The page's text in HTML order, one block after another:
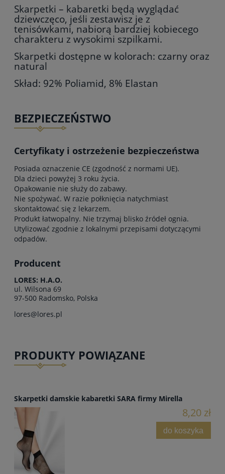
Skarpetki – kabaretki będą wyglądać
dziewczęco, jeśli zestawisz je z
tenisówkami, nabiorą bardziej kobiecego
charakteru z wysokimi szpilkami.
Skarpetki dostępne w kolorach: czarny oraz
natural
Skład: 92% Poliamid, 8% Elastan
BEZPIECZEŃSTWO
Certyfikaty i ostrzeżenie bezpieczeństwa
Posiada oznaczenie CE (zgodność z normami UE).
Dla dzieci powyżej 3 roku życia.
Opakowanie nie służy do zabawy.
Nie spożywać. W razie połknięcia natychmiast
skontaktować się z lekarzem.
Produkt łatwopalny. Nie trzymaj blisko źródeł ognia.
Utylizować zgodnie z lokalnymi przepisami dotyczącymi
odpadów.
Producent
LORES: H.A.O.
ul. Wilsona 69
97-500 Radomsko, Polska
lores@lores.pl
PRODUKTY POWIĄZANE
Skarpetki damskie kabaretki SARA firmy Mirella
8,20 zł
do koszyka